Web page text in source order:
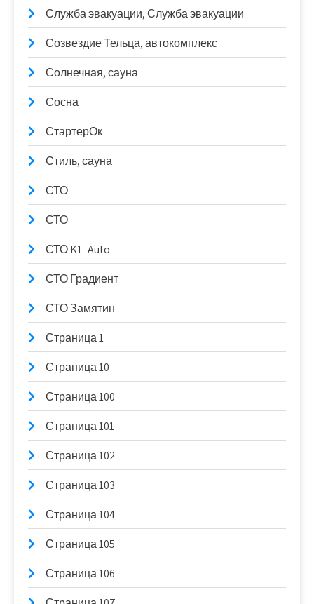
Служба эвакуации, Служба эвакуации
Созвездие Тельца, автокомплекс
Солнечная, сауна
Сосна
СтартерОк
Стиль, сауна
СТО
СТО
СТО K1- Auto
СТО Градиент
СТО Замятин
Страница 1
Страница 10
Страница 100
Страница 101
Страница 102
Страница 103
Страница 104
Страница 105
Страница 106